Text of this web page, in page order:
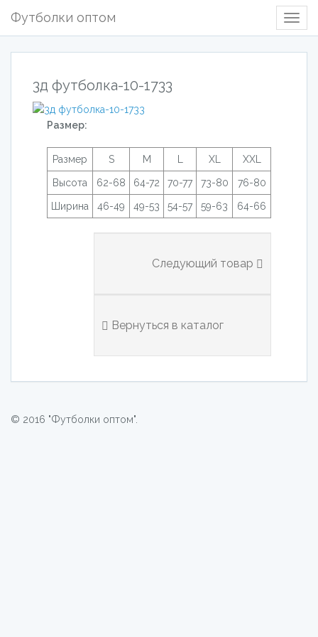
Футболки оптом
3д футболка-10-1733
Размер:
Размер S M L XL XXL
Высота 62-68 64-72 70-77 73-80 76-80
Ширина 46-49 49-53 54-57 59-63 64-66
Следующий товар
Вернуться в каталог
© 2016 "Футболки оптом".